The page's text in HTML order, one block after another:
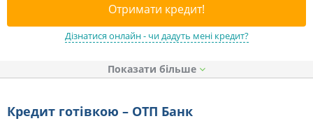
Отримати кредит!
Дізнатися онлайн - чи дадуть мені кредит?
Показати
Кредит готівкою – ОТП Банк